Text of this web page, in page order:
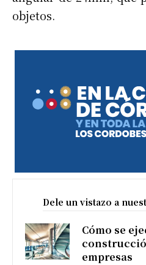
objetos.
Dele un vistazo a
Cómo se
empresas